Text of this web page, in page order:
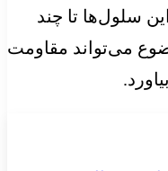
سلول‌ها تا چند
می‌تواند مقاومت